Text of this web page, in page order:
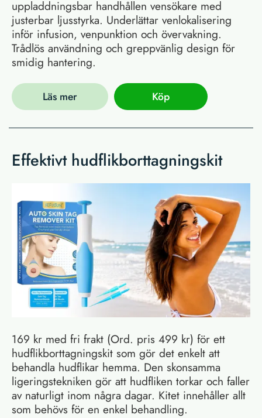
uppladdningsbar handhållen vensökare med
justerbar ljusstyrka. Underlättar venlokalisering
inför infusion, venpunktion och övervakning.
Trådlös användning och greppvänlig design för
smidig hantering.
Läs mer Köp
Effektivt hudflikborttagningskit
169 kr med fri frakt (Ord. pris 499 kr) för ett
hudflikborttagningskit som gör det enkelt att
behandla hudflikar hemma. Den skonsamma
ligeringstekniken gör att hudfliken torkar och faller
av naturligt inom några dagar. Kitet innehåller allt
som behövs för en enkel behandling.